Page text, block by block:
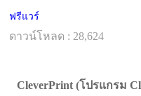
ฟรีแวร์
ดาวน์โหลด : 28,624
CleverPrint (โปรแกรม